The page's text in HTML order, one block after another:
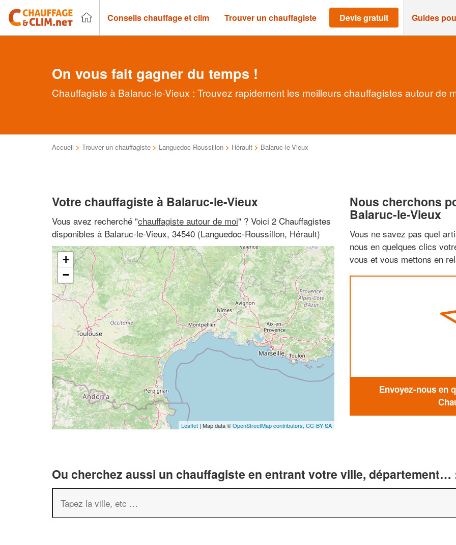
Conseils chauffage et clim Trouver un chauffagiste Devis gratuit Guides
On vous fait gagner du temps !
Chauffagiste à Balaruc-le-Vieux : Trouvez rapidement les meilleurs chauffagistes autour de
Accueil > Trouver un chauffagiste > Languedoc-Roussillon > Hérault > Balaruc-le-Vieux
Votre chauffagiste à Balaruc-le-Vieux
Vous avez recherché "chauffagiste autour de moi" ? Voici 2 Chauffagistes
disponibles à Balaruc-le-Vieux, 34540 (Languedoc-Roussillon, Hérault)
+
−
Leaflet | Map data ©OpenStreetMap contributors, CC-BY-SA
Nous cherchons
Balaruc-le-Vieux
Vous ne savez pas quel
nous en quelques clics
vous et vous mettons en
Envoyez-nous en
Ou cherchez aussi un chauffagiste en entrant votre ville, département…